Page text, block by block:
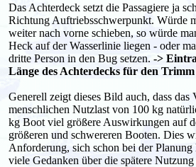
Das Achterdeck setzt die Passagiere ja
Richtung Auftriebsschwerpunkt. Würde
weiter nach vorne schieben, so würde
Heck auf der Wasserlinie liegen - oder
dritte Person in den Bug setzen. ->
Länge des Achterdecks für den
Generell zeigt dieses Bild auch, dass das
menschlichen Nutzlast von 100 kg
kg Boot viel größere Auswirkungen auf
größeren und schwereren Booten. Dies
Anforderung, sich schon bei der
viele Gedanken über die spätere